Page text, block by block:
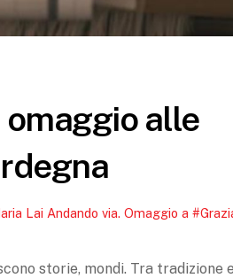
omaggio alle
Lai Andando via. Omaggio a
storie, mondi. Tra tradizione e